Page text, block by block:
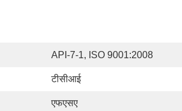
API-7-1, ISO 9001:2008
टीसीआई
एफएसए